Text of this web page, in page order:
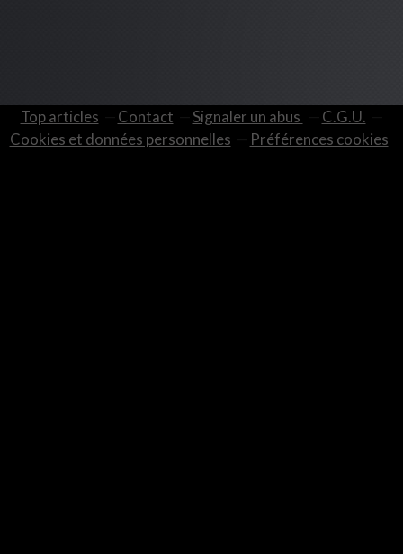
Top articles Contact Signaler un abus
C.G.U.
Cookies et données personnelles
Préférences cookies